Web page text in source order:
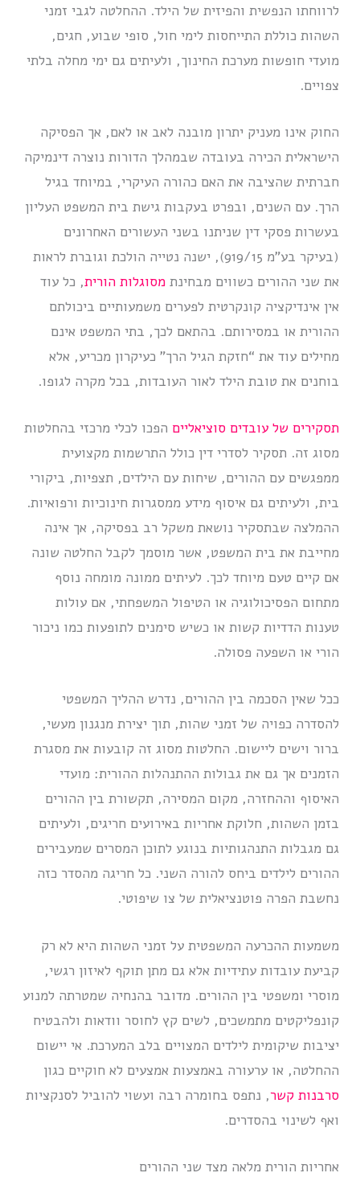
לרווחתו הנפשית והפיזית של הילד. ההחלטה לגבי זמני
השהות כוללת התייחסות לימי חול, סופי שבוע, חגים,
מועדי חופשות מערכת החינוך, ולעיתים גם ימי מחלה בלתי
צפויים.
החוק אינו מעניק יתרון מובנה לאב או לאם, אך הפסיקה
הישראלית הכירה בעובדה שבמהלך הדורות נוצרה דינמיקה
חברתית שהציבה את האם כהורה העיקרי, במיוחד בגיל
הרך. עם השנים, ובפרט בעקבות גישת בית המשפט העליון
בעשרות פסקי דין שניתנו בשני העשורים האחרונים
(בעיקר בע”מ 919/15), ישנה נטייה הולכת וגוברת לראות
את שני ההורים כשווים מבחינתמסוגלות הורית, כל עוד
אין אינדיקציה קונקרטית לפערים משמעותיים ביכולתם
ההורית או במסירותם. בהתאם לכך, בתי המשפט אינם
מחילים עוד את “חזקת הגיל הרך” כעיקרון מכריע, אלא
בוחנים את טובת הילד לאור העובדות, בכל מקרה לגופו.
תסקירים של עובדים סוציאליים הפכו לכלי מרכזי בהחלטות
מסוג זה. תסקיר לסדרי דין כולל התרשמות מקצועית
ממפגשים עם ההורים, שיחות עם הילדים, תצפיות, ביקורי
בית, ולעיתים גם איסוף מידע ממסגרות חינוכיות ורפואיות.
ההמלצה שבתסקיר נושאת משקל רב בפסיקה, אך אינה
מחייבת את בית המשפט, אשר מוסמך לקבל החלטה שונה
אם קיים טעם מיוחד לכך. לעיתים ממונה מומחה נוסף
מתחום הפסיכולוגיה או הטיפול המשפחתי, אם עולות
טענות הדדיות קשות או כשיש סימנים לתופעות כמו ניכור
הורי או השפעה פסולה.
ככל שאין הסכמה בין ההורים, נדרש ההליך המשפטי
להסדרה כפויה של זמני שהות, תוך יצירת מנגנון מעשי,
ברור וישים ליישום. החלטות מסוג זה קובעות את מסגרת
הזמנים אך גם את גבולות ההתנהלות ההורית: מועדי
האיסוף וההחזרה, מקום המסירה, תקשורת בין ההורים
בזמן השהות, חלוקת אחריות באירועים חריגים, ולעיתים
גם מגבלות התנהגותיות בנוגע לתוכן המסרים שמעבירים
ההורים לילדים ביחס להורה השני. כל חריגה מהסדר כזה
נחשבת הפרה פוטנציאלית של צו שיפוטי.
משמעות ההכרעה המשפטית על זמני השהות היא לא רק
קביעת עובדות עתידיות אלא גם מתן תוקף לאיזון רגשי,
מוסרי ומשפטי בין ההורים. מדובר בהנחיה שמטרתה למנוע
קונפליקטים מתמשכים, לשים קץ לחוסר וודאות ולהבטיח
יציבות שיקומית לילדים המצויים בלב המערכת. אי יישום
ההחלטה, או ערעורה באמצעות אמצעים לא חוקיים כגון
סרבנות קשר, נתפס בחומרה רבה ועשוי להוביל לסנקציות
ואף לשינוי בהסדרים.
אחריות הורית מלאה מצד שני ההורים